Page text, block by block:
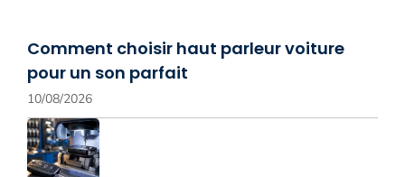
Comment choisir haut parleur voiture
pour un son parfait
10/08/2026